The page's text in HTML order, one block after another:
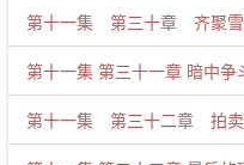
第十一集 第三十章 齐聚
第十一集 第三十一章 暗中争
第十一集 第三十二章 拍卖